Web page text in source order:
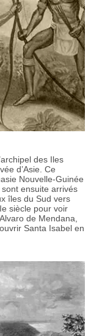
des Iles
d’Asie. Ce
Nouvelle-Guinée
ensuite arrivés
îles du Sud vers
siècle pour voir
de Mendana,
Santa Isabel en